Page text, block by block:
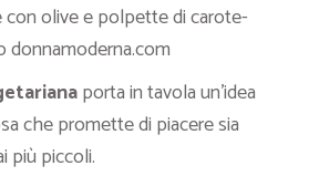
con olive e polpette di carote-
donnamoderna.com
porta in tavola un’idea
che promette di piacere sia
più piccoli.